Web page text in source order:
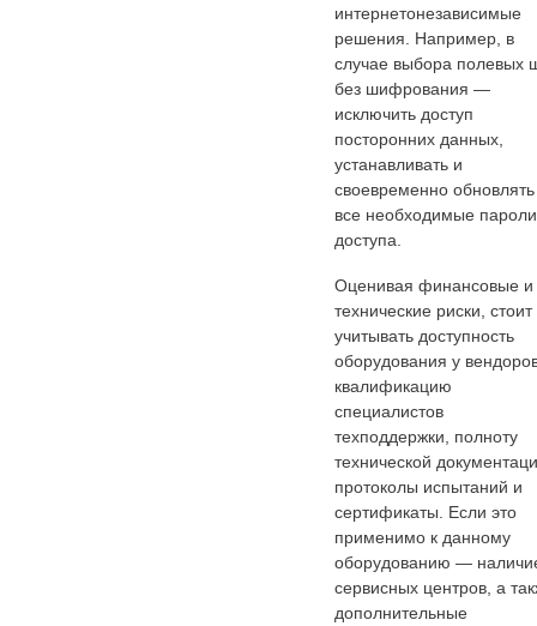
интернетонезависимые
решения. Например, в
случае выбора полевых
без шифрования —
исключить доступ
посторонних данных,
устанавливать и
своевременно обновлять
все необходимые пароли
доступа.
Оценивая финансовые и
технические риски, стоит
учитывать доступность
оборудования у
квалификацию
специалистов
техподдержки, полноту
технической
протоколы испытаний и
сертификаты. Если это
применимо к данному
оборудованию —
сервисных центров, а
дополнительные